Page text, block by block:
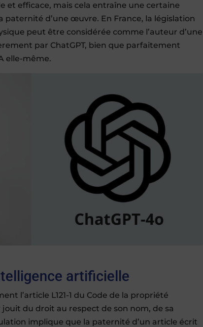
et efficace, mais cela entraîne une certaine
paternité d’une œuvre. En France, la législation
peut être considérée comme l’auteur d’une
par ChatGPT, bien que parfaitement
elle-même.
artificielle
l’article L121-1 du Code de la propriété
du droit au respect de son nom, de sa
implique que la paternité d’un article écrit